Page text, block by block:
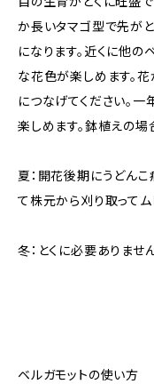
か長いタマゴ型で先が
になります。近くに他の
な花色が楽しめます。
につなげてください。
楽しめます。鉢植えの場
夏：開花後期にうどん
て株元から刈り取ってム
冬：とくに必要ありません
ベルガモットの使い方